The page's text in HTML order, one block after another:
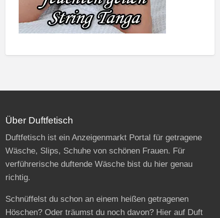
Über Duftfetisch
Duftfetisch ist ein Anzeigenmarkt Portal für getragene
Wäsche, Slips, Schuhe von schönen Frauen. Für
verführerische duftende Wäsche bist du hier genau
richtig.
Schnüffelst du schon an einem heißen getragenen
Höschen? Oder träumst du noch davon? Hier auf Duft